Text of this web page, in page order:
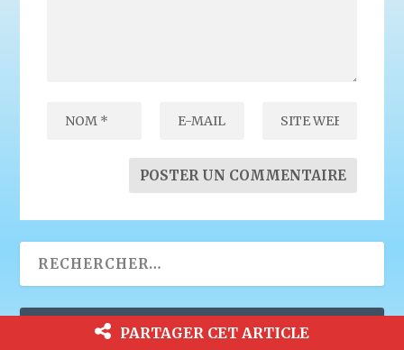
INSCRIPTION À LA LETTRE DES
ABONNÉS
PARTAGER CET ARTICLE